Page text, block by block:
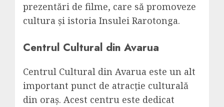
prezentări de filme, care să promoveze
cultura și istoria Insulei Rarotonga.
Centrul Cultural din Avarua
Centrul Cultural din Avarua este un alt
important punct de atracție culturală
din oraș. Acest centru este dedicat